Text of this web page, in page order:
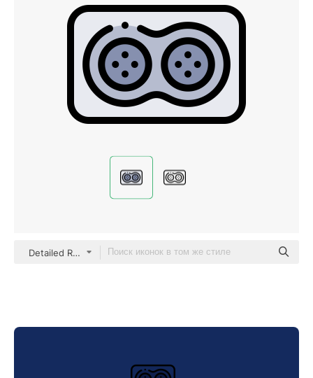
Detailed Rounded Lineal color